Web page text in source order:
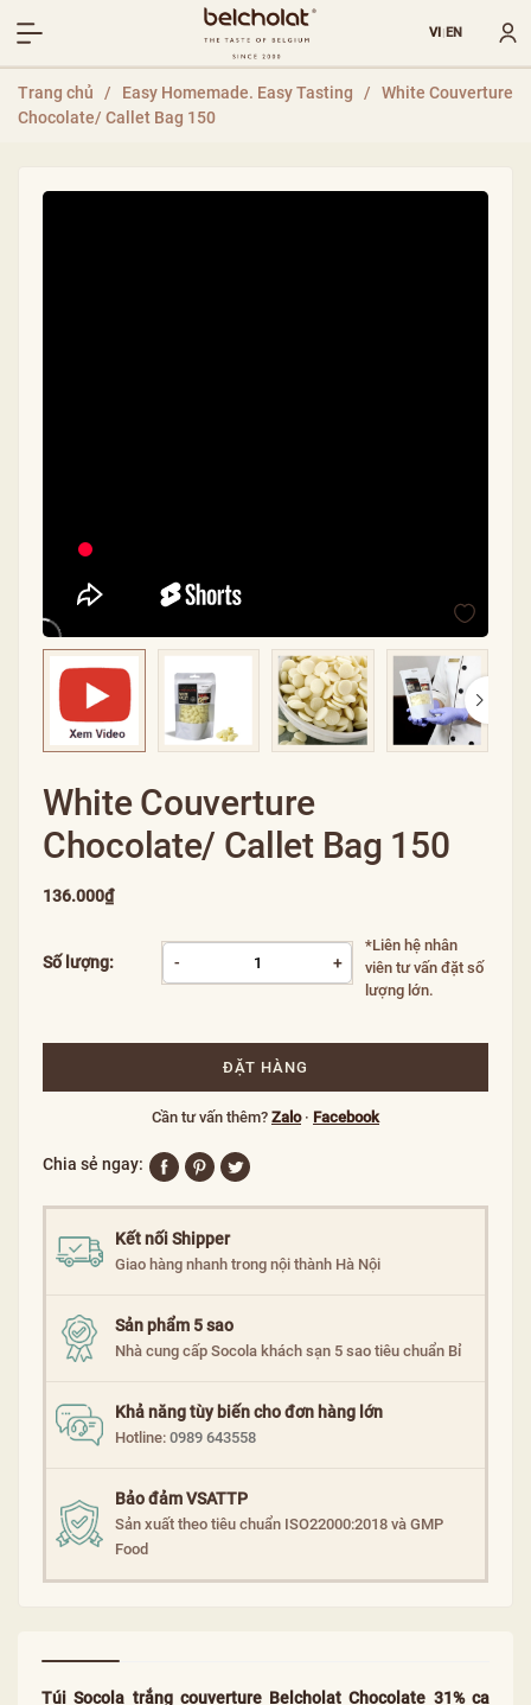
VI|EN
Trang chủ / Easy Homemade. Easy Tasting /
White Couverture
Chocolate/ Callet Bag 150
White Couverture
Chocolate/ Callet Bag 150
136.000₫
Số lượng: - +
*Liên hệ nhân
viên tư vấn đặt số
lượng lớn.
ĐẶT HÀNG
Cần tư vấn thêm? Zalo · Facebook
Chia sẻ ngay:
Kết nối Shipper
Giao hàng nhanh trong nội thành Hà Nội
Sản phẩm 5 sao
Nhà cung cấp Socola khách sạn 5 sao tiêu chuẩn Bỉ
Khả năng tùy biến cho đơn hàng lớn
Hotline: 0989 643558
Bảo đảm VSATTP
Sản xuất theo tiêu chuẩn ISO22000:2018 và GMP
Food
Túi Socola trắng couverture Belcholat Chocolate 31% ca